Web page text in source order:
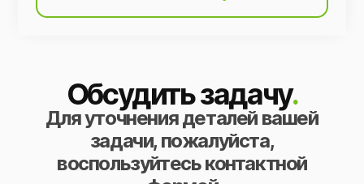
Обсудить задачу.
Для уточнения деталей вашей
задачи, пожалуйста,
воспользуйтесь контактной